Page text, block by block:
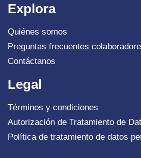
Explora
Quiénes somos
Preguntas frecuentes
Contáctanos
Legal
Términos y condiciones
Autorización de Tratamiento de
Política de tratamiento de datos